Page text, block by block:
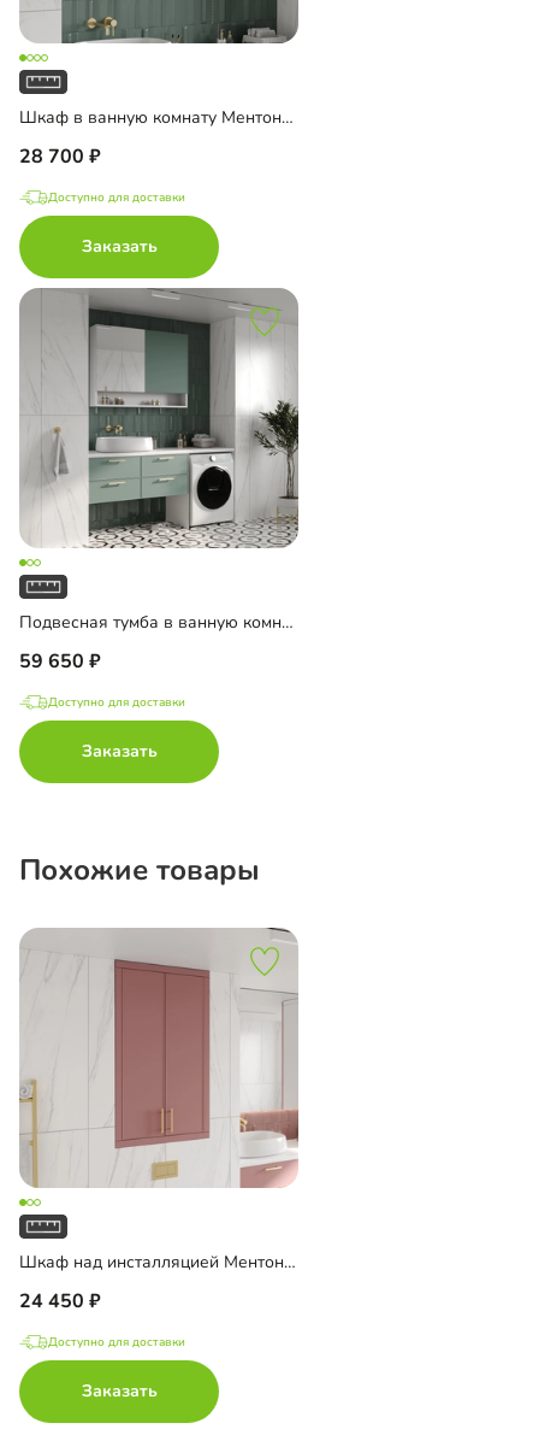
Шкаф в ванную комнату Ментон-3 подвесной с зеркалом
28 700
Доступно для доставки
Заказать
Подвесная тумба в ванную комнату Ментон-3
59 650
Доступно для доставки
Заказать
Похожие товары
Шкаф над инсталляцией Ментон-1
24 450
Доступно для доставки
Заказать